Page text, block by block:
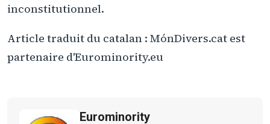
inconstitutionnel.
Article traduit du catalan : MónDivers.cat est
partenaire d'Eurominority.eu
Eurominority